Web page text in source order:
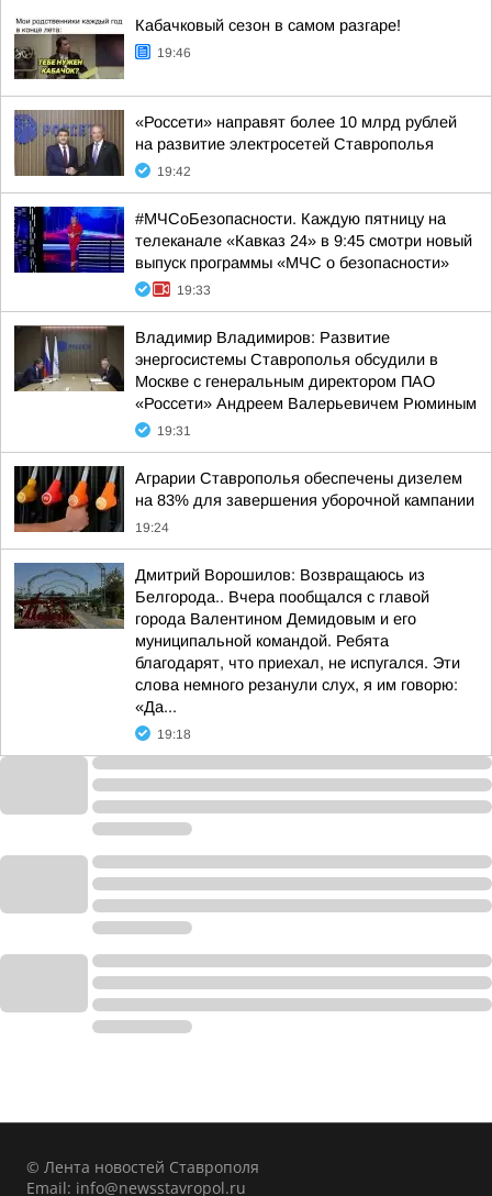
Кабачковый сезон в самом разгаре!
19:46
«Россети» направят более 10 млрд рублей
на развитие электросетей Ставрополья
19:42
#МЧСоБезопасности. Каждую пятницу на
телеканале «Кавказ 24» в 9:45 смотри новый
выпуск программы «МЧС о безопасности»
19:33
Владимир Владимиров: Развитие
энергосистемы Ставрополья обсудили в
Москве с генеральным директором ПАО
«Россети» Андреем Валерьевичем Рюминым
19:31
Аграрии Ставрополья обеспечены дизелем
на 83% для завершения уборочной кампании
19:24
Дмитрий Ворошилов: Возвращаюсь из
Белгорода.. Вчера пообщался с главой
города Валентином Демидовым и его
муниципальной командой. Ребята
благодарят, что приехал, не испугался. Эти
слова немного резанули слух, я им говорю:
«Да...
19:18
© Лента новостей Ставрополя
Email: info@newsstavropol.ru